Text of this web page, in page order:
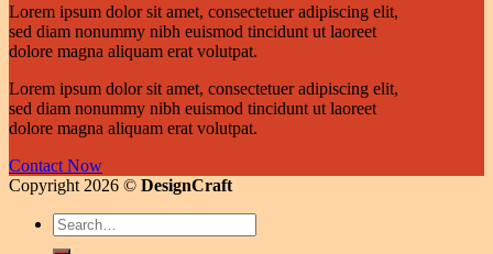
Lorem ipsum dolor sit amet, consectetuer adipiscing elit,
sed diam nonummy nibh euismod tincidunt ut laoreet
dolore magna aliquam erat volutpat.
Lorem ipsum dolor sit amet, consectetuer adipiscing elit,
sed diam nonummy nibh euismod tincidunt ut laoreet
dolore magna aliquam erat volutpat.
Contact Now
Copyright 2026 © DesignCraft
Search
for: